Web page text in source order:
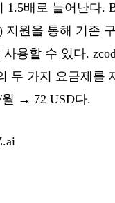
1.5배로 늘어난다.
지원을 통해 기존
사용할 수 있다.
두 가지 요금제를
월 → 72 USD다.